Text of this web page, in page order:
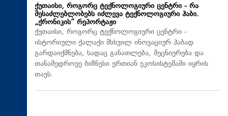
ქუთაისი, როგორც ტექნოლოგიური ცენტრი - რა
შესაძლებლობებს იძლევა ტექნოლოგიური ჰაბი.
„ქრონიკის“ რეპორტაჟი
ქუთაისი, როგორც ტექნოლოგიური ცენტრი -
ისტორიული ქალაქი მსხვილ ინოვაციურ ჰაბად
გარდაიქმნება, სადაც განათლება, მეცნიერება და
თანამედროვე ბიზნესი ერთიან ეკოსისტემაში იყრის
თავს.